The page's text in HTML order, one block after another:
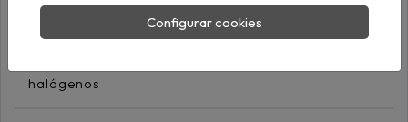
Cubierta externa
Poliolefina
halógenos
Configurar cookies